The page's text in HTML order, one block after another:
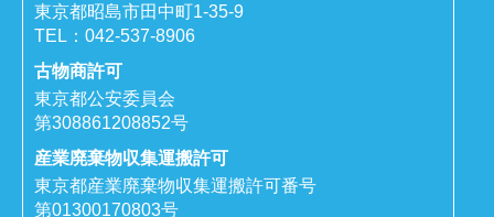
東京都昭島市田中町1-35-9
TEL： 042-537-8906
古物商許可
東京都公安委員会
第308861208852号
産業廃棄物収集運搬許可
東京都産業廃棄物収集運搬許可番号
第01300170803号